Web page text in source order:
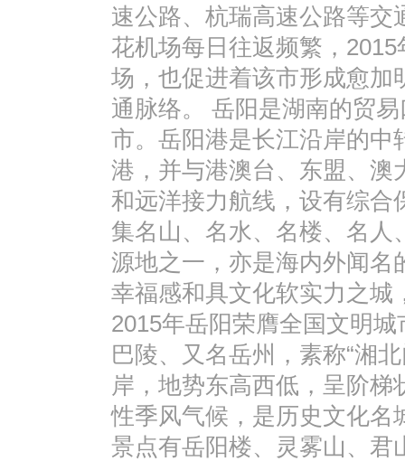
速公路、杭瑞高速公路等交
花机场每日往返频繁，
场，也促进着该市形成愈加
通脉络。 岳阳是湖南的贸
市。岳阳港是长江沿岸的中
港，并与港澳台、东盟、澳
和远洋接力航线，设有综合
集名山、名水、名楼、名人
源地之一，亦是海内外闻名
幸福感和具文化软实力之城
2015年岳阳荣膺全国文明
巴陵、又名岳州，素称“湘
岸，地势东高西低，呈阶
性季风气候，是历史文化名
景点有岳阳楼、灵雾山、君